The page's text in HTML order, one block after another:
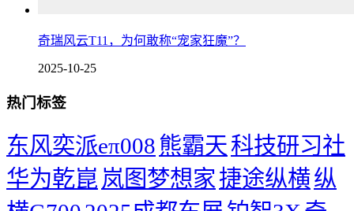
奇瑞风云T11，为何敢称“宠家狂魔”？
2025-10-25
热门标签
东风奕派eπ008 熊霸天科技研习社
华为乾崑 岚图梦想家 捷途纵横纵